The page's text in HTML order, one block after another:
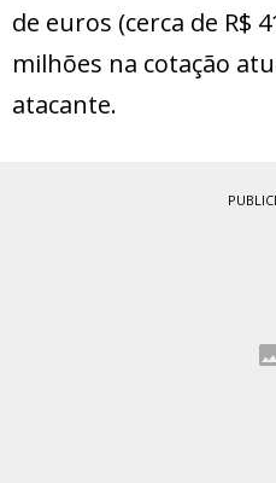
de euros (cerca de R$
milhões na cotação
atacante.